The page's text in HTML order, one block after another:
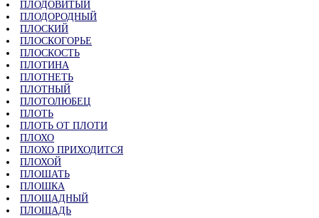
ПЛОДОВИТЫЙ
ПЛОДОРОДНЫЙ
ПЛОСКИЙ
ПЛОСКОГОРЬЕ
ПЛОСКОСТЬ
ПЛОТИНА
ПЛОТНЕТЬ
ПЛОТНЫЙ
ПЛОТОЛЮБЕЦ
ПЛОТЬ
ПЛОТЬ ОТ ПЛОТИ
ПЛОХО
ПЛОХО ПРИХОДИТСЯ
ПЛОХОЙ
ПЛОШАТЬ
ПЛОШКА
ПЛОЩАДНЫЙ
ПЛОЩАДЬ